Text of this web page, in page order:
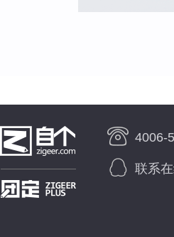
4006-
联系